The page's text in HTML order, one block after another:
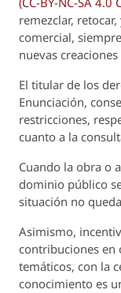
remezclar,
comercial,
nuevas
El titular de los
Enunciación,
restricciones,
cuanto a la
Cuando la obra o
dominio público
situación no
Asimismo,
contribuciones en
temáticos, con la
conocimiento es